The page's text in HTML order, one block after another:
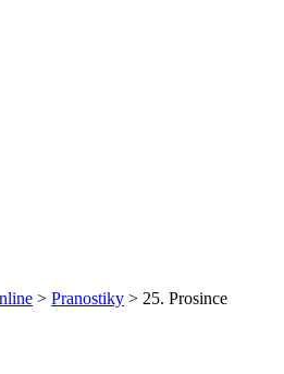
> Pranostiky > 25. Prosince